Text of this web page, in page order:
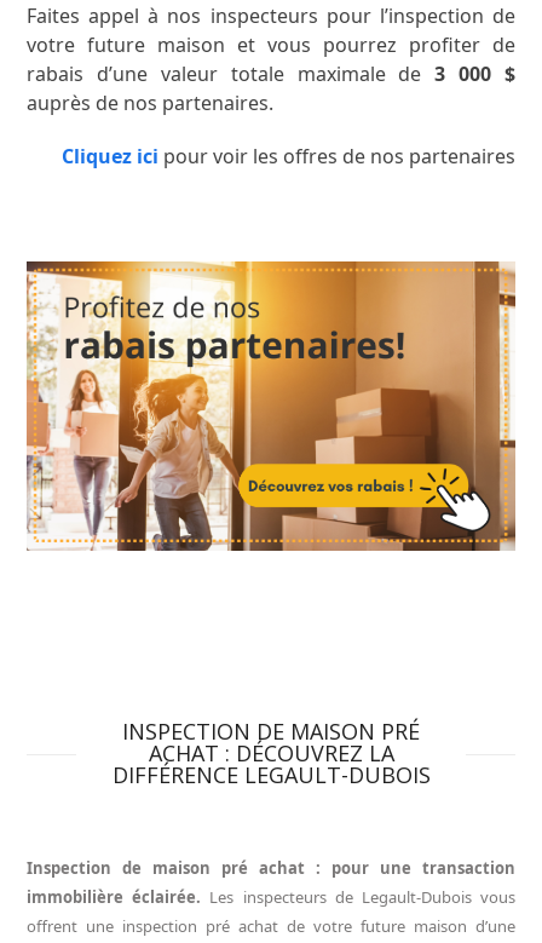
Faites appel à nos inspecteurs pour l’inspection de
votre future maison et vous pourrez profiter de
rabais d’une valeur totale maximale de3 000 $
auprès de nos partenaires.
Cliquez ici pour voir les offres de nos partenaires
INSPECTION DE MAISON PRÉ
ACHAT : DÉCOUVREZ LA
DIFFÉRENCE LEGAULT-DUBOIS
Inspection de maison pré achat : pour une transaction
immobilière éclairée. Les inspecteurs de Legault-Dubois vous
offrent une inspection pré achat de votre future maison d’une